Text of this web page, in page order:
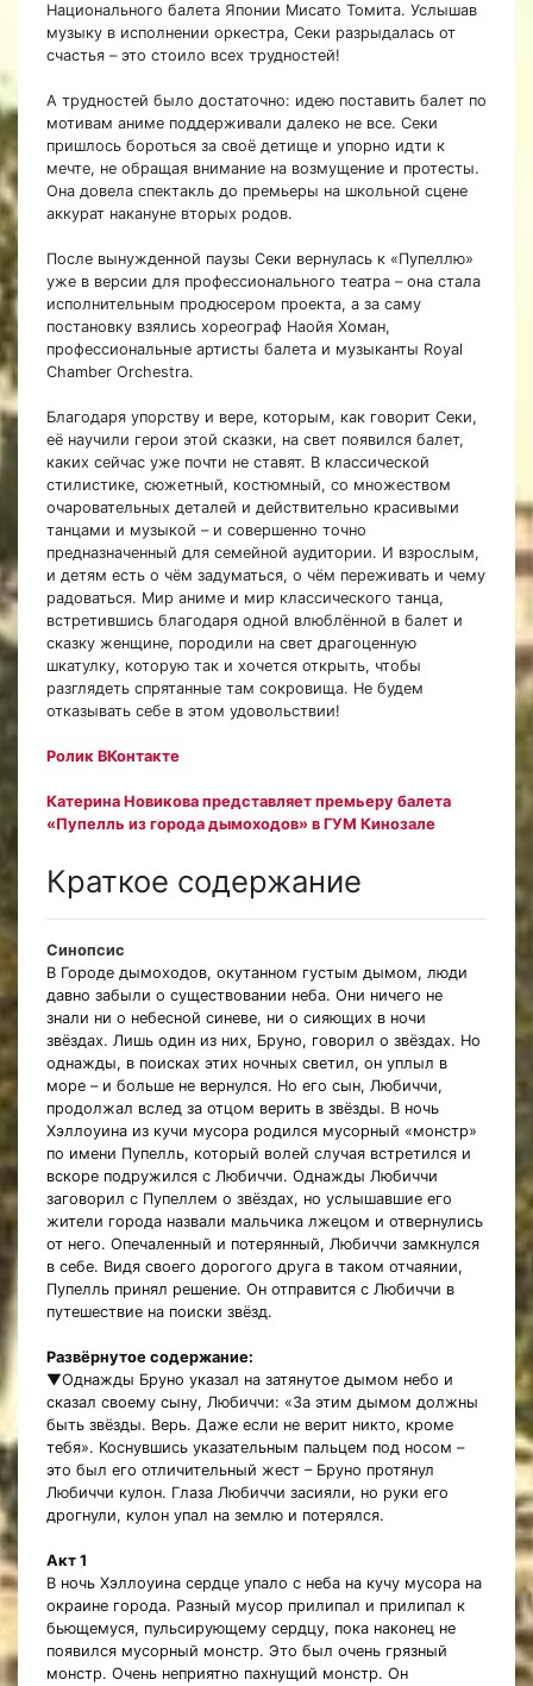
Национального балета Японии Мисато Томита. Услышав
музыку в исполнении оркестра, Секи разрыдалась от
счастья – это стоило всех трудностей!
А трудностей было достаточно: идею поставить балет по
мотивам аниме поддерживали далеко не все. Секи
пришлось бороться за своё детище и упорно идти к
мечте, не обращая внимание на возмущение и протесты.
Она довела спектакль до премьеры на школьной сцене
аккурат накануне вторых родов.
После вынужденной паузы Секи вернулась к «Пупеллю»
уже в версии для профессионального театра – она стала
исполнительным продюсером проекта, а за саму
постановку взялись хореограф Наойя Хоман,
профессиональные артисты балета и музыканты Royal
Chamber Orchestra.
Благодаря упорству и вере, которым, как говорит Секи,
её научили герои этой сказки, на свет появился балет,
каких сейчас уже почти не ставят. В классической
стилистике, сюжетный, костюмный, со множеством
очаровательных деталей и действительно красивыми
танцами и музыкой – и совершенно точно
предназначенный для семейной аудитории. И взрослым,
и детям есть о чём задуматься, о чём переживать и чему
радоваться. Мир аниме и мир классического танца,
встретившись благодаря одной влюблённой в балет и
сказку женщине, породили на свет драгоценную
шкатулку, которую так и хочется открыть, чтобы
разглядеть спрятанные там сокровища. Не будем
отказывать себе в этом удовольствии!
Ролик ВКонтакте
Катерина Новикова представляет премьеру балета
«Пупелль из города дымоходов» в ГУМ Кинозале
Краткое содержание
Синопсис
В Городе дымоходов, окутанном густым дымом, люди
давно забыли о существовании неба. Они ничего не
знали ни о небесной синеве, ни о сияющих в ночи
звёздах. Лишь один из них, Бруно, говорил о звёздах. Но
однажды, в поисках этих ночных светил, он уплыл в
море – и больше не вернулся. Но его сын, Любиччи,
продолжал вслед за отцом верить в звёзды. В ночь
Хэллоуина из кучи мусора родился мусорный «монстр»
по имени Пупелль, который волей случая встретился и
вскоре подружился с Любиччи. Однажды Любиччи
заговорил с Пупеллем о звёздах, но услышавшие его
жители города назвали мальчика лжецом и отвернулись
от него. Опечаленный и потерянный, Любиччи замкнулся
в себе. Видя своего дорогого друга в таком отчаянии,
Пупелль принял решение. Он отправится с Любиччи в
путешествие на поиски звёзд.
Развёрнутое содержание:
▼Однажды Бруно указал на затянутое дымом небо и
сказал своему сыну, Любиччи: «За этим дымом должны
быть звёзды. Верь. Даже если не верит никто, кроме
тебя». Коснувшись указательным пальцем под носом –
это был его отличительный жест – Бруно протянул
Любиччи кулон. Глаза Любиччи засияли, но руки его
дрогнули, кулон упал на землю и потерялся.
Акт 1
В ночь Хэллоуина сердце упало с неба на кучу мусора на
окраине города. Разный мусор прилипал и прилипал к
бьющемуся, пульсирующему сердцу, пока наконец не
появился мусорный монстр. Это был очень грязный
монстр. Очень неприятно пахнущий монстр. Он